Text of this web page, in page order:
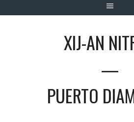
XIJ-AN
—
PUERTO